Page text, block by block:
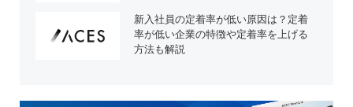
新入社員の定着率が低い原因は？定着
率が低い企業の特徴や定着率を上げる
方法も解説